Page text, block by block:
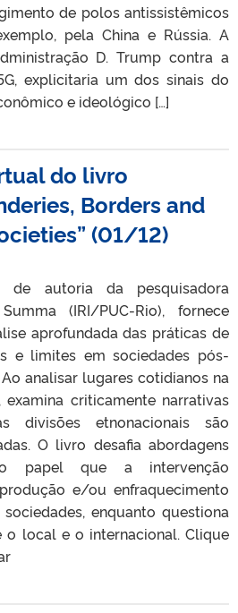
de polos antissistêmicos
pela China e Rússia. A
D. Trump contra a
explicitaria um dos sinais do
e ideológico […]
do livro
Borders and
(01/12)
de autoria da pesquisadora
(IRI/PUC-Rio), fornece
aprofundada das práticas de
e limites em sociedades pós-
analisar lugares cotidianos na
examina criticamente narrativas
divisões etnonacionais são
O livro desafia abordagens
papel que a intervenção
e/ou enfraquecimento
enquanto questiona
o local e o internacional. Clique